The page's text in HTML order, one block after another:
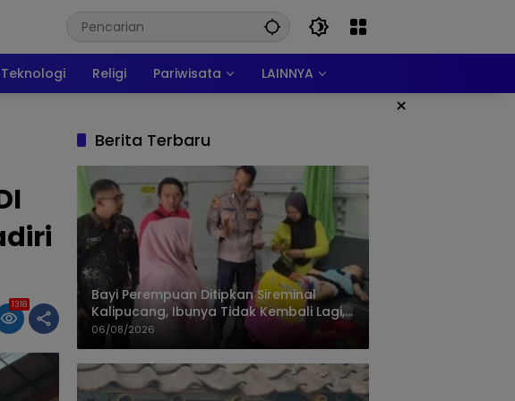
Teknologi Religi Pariwisata LAINNYA
×
1318
Berita Terbaru
Bayi Perempuan Ditipkan Sireminal
Kalipucang, Ibunya Tidak Kembali Lagi,
Polisi Telusuri Keberadaan Orang Tua
06/08/2026